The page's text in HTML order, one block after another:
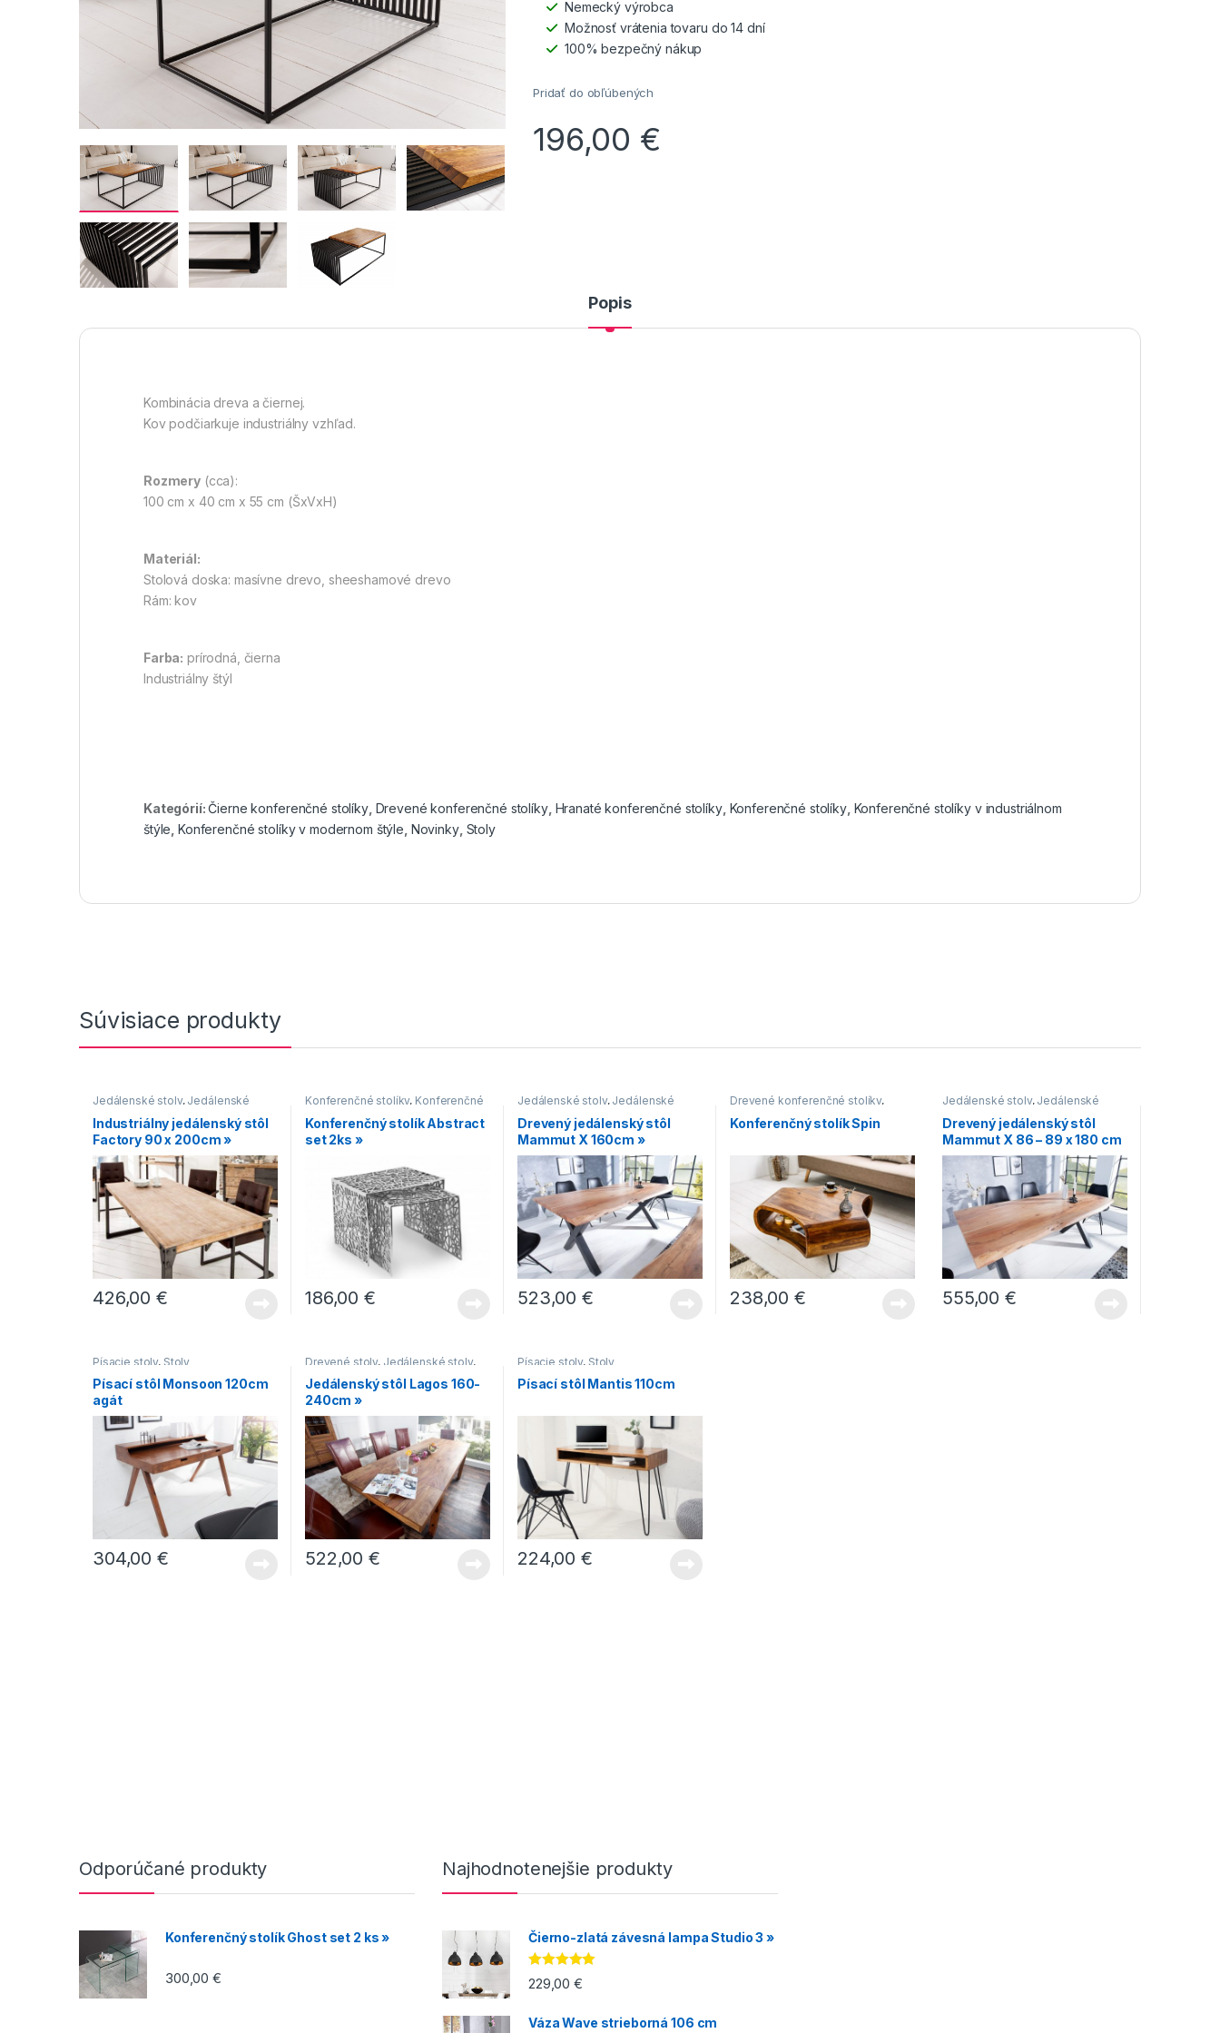
Nemecký výrobca
Možnosť vrátenia tovaru do 14 dní
100% bezpečný nákup
Pridať do obľúbených
196,00 €
Popis
Kombinácia dreva a čiernej.
Kov podčiarkuje industriálny vzhľad.
Rozmery (cca):
100 cm x 40 cm x 55 cm (ŠxVxH)
Materiál:
Stolová doska: masívne drevo, sheeshamové drevo
Rám: kov
Farba: prírodná, čierna
Industriálny štýl
Kategórií:Čierne konferenčné stolíky, Drevené konferenčné stolíky, Hranaté konferenčné stolíky, Konferenčné stolíky, Konferenčné stolíky v industriálnom
štýle ,Konferenčné stolíky v modernom štýle Novinky, Stoly
Súvisiace produkty
Jedálenské stoly, Jedálenské
stoly s čiernou podnožou
,
Jedálenské stoly v industriálnom
štýle ,Jedálenské stoly z
bieleného dreva,Stoly
Industriálny jedálenský stôl
Factory 90 x 200cm »
426,00€
Konferenčné stolíky, Konferenčné
stolíky v modernom štýle , Novinky
Stoly,Strieborné konferenčné
stolíky
Konferenčný stolík Abstract
set 2ks »
186,00€
Jedálenské stoly, Jedálenské
stoly s čiernou podnožou
Jedálenské stoly v industriálnom
štýle ,Novinky ,Stoly
Drevený jedálenský stôl
Mammut X 160cm »
523,00€
Drevené konferenčné stolíky,
Konferenčné stolíky
,Malé
konferenčné stolíky,Stoly
Konferenčný stolík Spin
238,00€
Jedálenské stoly, Jedálenské
stoly v industriálnom štýle
,Stoly
Drevený jedálenský stôl
Mammut X 86 – 89 x 180 cm
– 35 mm »
555,00€
Písacie stoly, Stoly
Písací stôl Monsoon 120cm
agát
304,00€
Drevené stoly, Jedálenské stoly,
Jedálenské stoly s drevenými
nohami,Jedálenské stoly vo
vidieckom štýle
zo svetlého dreva
Stoly
Jedálenský stôl Lagos 160-
240cm »
522,00€
Písacie stoly, Stoly
Písací stôl Mantis 110cm
224,00€
Odporúčané produkty
Konferenčný stolík Ghost set 2 ks »
300,00€
Najhodnotenejšie produkty
Čierno-zlatá závesná lampa Studio 3 »
Hodnotenie
5.00z 5
229,00€
Váza Wave strieborná 106 cm